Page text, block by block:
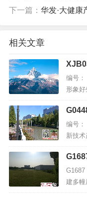
下一篇： 华发·大健康产业园（
相关文章
层多
编号：
形象好
平方
交通便
类仓
数码
编号
新技术
011年
业开发
新区的
创业环
界...
幢新
建多
亩，产